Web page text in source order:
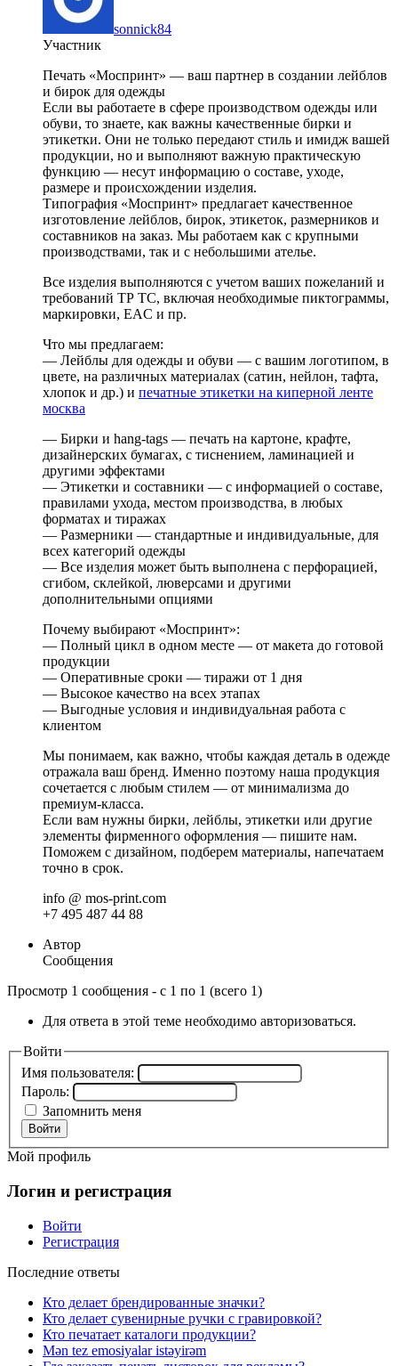
sonnick84
Участник
Печать «Моспринт» — ваш партнер в создании лейблов
и бирок для одежды
Если вы работаете в сфере производством одежды или
обуви, то знаете, как важны качественные бирки и
этикетки. Они не только передают стиль и имидж вашей
продукции, но и выполняют важную практическую
функцию — несут информацию о составе, уходе,
размере и происхождении изделия.
Типография «Моспринт» предлагает качественное
изготовление лейблов, бирок, этикеток, размерников и
составников на заказ. Мы работаем как с крупными
производствами, так и с небольшими ателье.
Все изделия выполняются с учетом ваших пожеланий и
требований ТР ТС, включая необходимые пиктограммы,
маркировки, EAC и пр.
Что мы предлагаем:
— Лейблы для одежды и обуви — с вашим логотипом, в
цвете, на различных материалах (сатин, нейлон, тафта,
хлопок и др.) и печатные этикетки на киперной ленте
москва
— Бирки и hang-tags — печать на картоне, крафте,
дизайнерских бумагах, с тиснением, ламинацией и
другими эффектами
— Этикетки и составники — с информацией о составе,
правилами ухода, местом производства, в любых
форматах и тиражах
— Размерники — стандартные и индивидуальные, для
всех категорий одежды
— Все изделия может быть выполнена с перфорацией,
сгибом, склейкой, люверсами и другими
дополнительными опциями
Почему выбирают «Моспринт»:
— Полный цикл в одном месте — от макета до готовой
продукции
— Оперативные сроки — тиражи от 1 дня
— Высокое качество на всех этапах
— Выгодные условия и индивидуальная работа с
клиентом
Мы понимаем, как важно, чтобы каждая деталь в одежде
отражала ваш бренд. Именно поэтому наша продукция
сочетается с любым стилем — от минимализма до
премиум-класса.
Если вам нужны бирки, лейблы, этикетки или другие
элементы фирменного оформления — пишите нам.
Поможем с дизайном, подберем материалы, напечатаем
точно в срок.
info @ mos-print.com
+7 495 487 44 88
Автор
Сообщения
Просмотр 1 сообщения - с 1 по 1 (всего 1)
Для ответа в этой теме необходимо авторизоваться.
Войти
Имя пользователя:
Пароль:
Запомнить меня
Войти
Мой профиль
Логин и регистрация
Войти
Регистрация
Последние ответы
Кто делает брендированные значки?
Кто делает сувенирные ручки с гравировкой?
Кто печатает каталоги продукции?
Mən tez emosiyalar istəyirəm